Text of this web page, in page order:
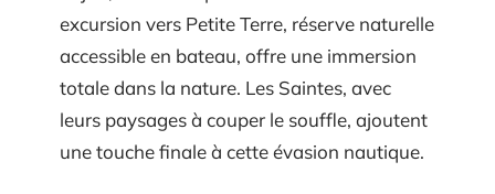
excursion vers Petite Terre, réserve naturelle
accessible en bateau, offre une immersion
totale dans la nature. Les Saintes, avec
leurs paysages à couper le souffle, ajoutent
une touche finale à cette évasion nautique.